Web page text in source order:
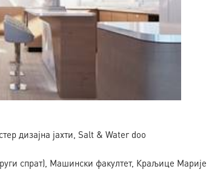
дизајна јахти, Salt & Water doo
спрат), Машински факултет, Краљице Марије